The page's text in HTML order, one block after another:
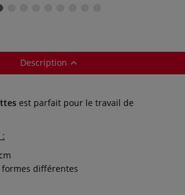
Description
est parfait pour le travail de
différentes